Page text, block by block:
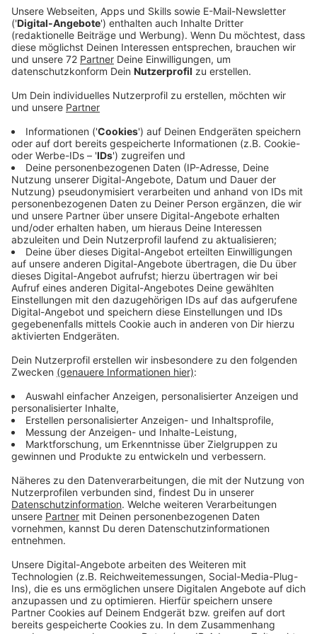
Ein Promi, keine Fragen und fünf
Gegenstände
Anzeige
Wenn ein Popstar, Comedian, Schauspieler oder
Politiker bei uns zu Besuch ist, stellt er sich auch dem
besonderen Video-Interview „Fünf für". Dabei wird
keine einzige Frage gestellt, sondern dem Gast
einfach fünf Dinge in die Hand gedrückt, zu denen er
das erzählt, was ihm als Erstes einfällt. Keine
Standardantworten, keine Promotionaussagen -
sondern ganz persönliche Geschichten - das ist „Fünf
für"!
Anzeige
Wir benötigen Ihre
Zustimmung, um den YouTube
Video-Service zu laden!
Wir verwenden einen Service eines
Drittanbieters, um Videoinhalte
Daten zu Ihren Aktivitäten
sammeln. Bitte lesen Sie die
Details durch und stimmen Sie der
Nutzung des Service zu, um dieses
Mehr Informationen
Akzeptieren
Fünf für Michael Mittermeier
Anzeige